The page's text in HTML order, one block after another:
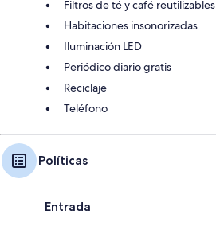
Filtros de té y café reutilizables
Habitaciones insonorizadas
Iluminación LED
Periódico diario gratis
Reciclaje
Teléfono
Políticas
Entrada